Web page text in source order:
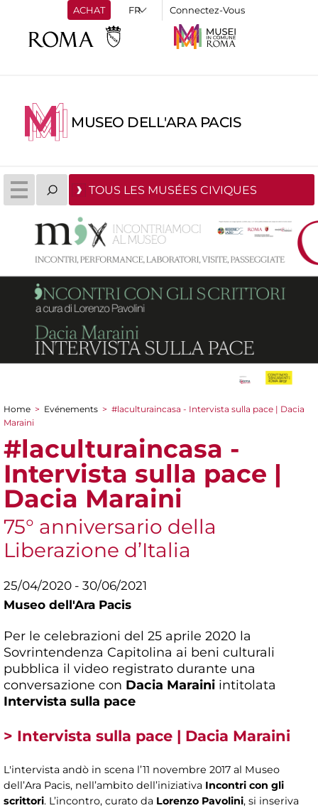
ACHAT Connectez-Vous
MUSEO DELL'ARA PACIS
TOUS LES MUSÉES CIVIQUES
You are here
Home > Evénements > #laculturaincasa - Intervista sulla pace | Dacia
Maraini
#laculturaincasa -
Intervista sulla pace |
Dacia Maraini
75° anniversario della
Liberazione d’Italia
25/04/2020 - 30/06/2021
Museo dell'Ara Pacis
Per le celebrazioni del 25 aprile 2020 la
Sovrintendenza Capitolina ai beni culturali
pubblica il video registrato durante una
conversazione con Dacia Maraini intitolata
Intervista sulla pace
> Intervista sulla pace | Dacia Maraini
L'intervista andò in scena l’11 novembre 2017 al Museo
dell’Ara Pacis, nell’ambito dell’iniziativa Incontri con gli
scrittori. L’incontro, curato da Lorenzo Pavolini, si inseriva